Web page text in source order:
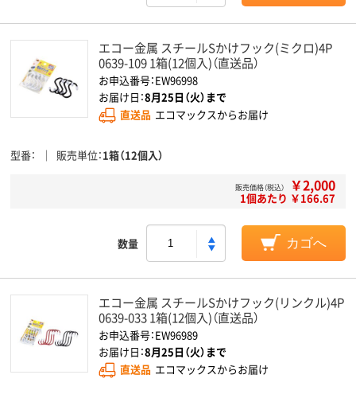
エコー金属 スチールSかけフック(ミクロ)4P
0639-109 1箱(12個入)（直送品）
お申込番号：EW96998
お届け日：8月25日（火）まで
直送品 エコマックスからお届け
型番 販売単位 1箱（12個入）
販売価格（税込） ￥2,000
1個あたり ￥166.67
数量 カゴへ
エコー金属 スチールSかけフック(リンクル)4P
0639-033 1箱(12個入)（直送品）
お申込番号：EW96989
お届け日：8月25日（火）まで
直送品 エコマックスからお届け